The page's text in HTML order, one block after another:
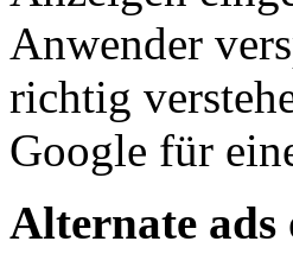
Anwender
richtig
Google für
Alternate ads